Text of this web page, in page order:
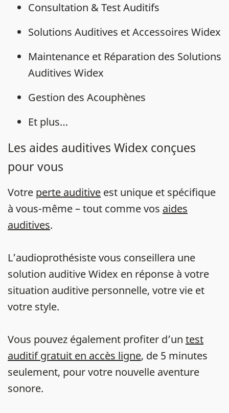
Consultation & Test Auditifs
Solutions Auditives et Accessoires Widex
Maintenance et Réparation des Solutions
Auditives Widex
Gestion des Acouphènes
Et plus…
Les aides auditives Widex conçues
pour vous
Votre perte auditive est unique et spécifique
à vous-même – tout comme vos aides
auditives.
L’audioprothésiste vous conseillera une
solution auditive Widex en réponse à votre
situation auditive personnelle, votre vie et
votre style.
Vous pouvez également profiter d’un test
auditif gratuit en accès ligne, de 5 minutes
seulement, pour votre nouvelle aventure
sonore.